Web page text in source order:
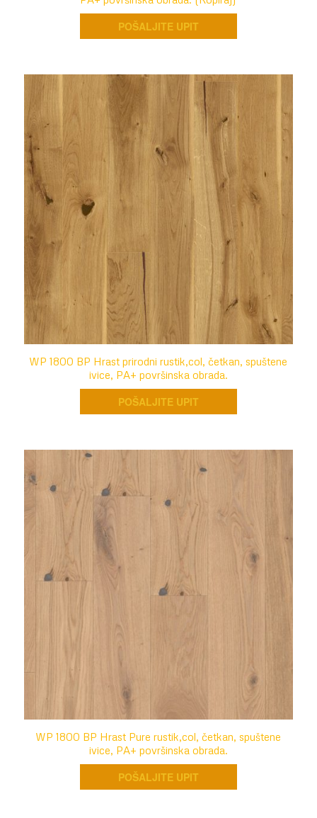
POŠALJITE UPIT
WP 1800 BP Hrast prirodni rustik,col, četkan, spuštene
ivice, PA+ površinska obrada.
POŠALJITE UPIT
WP 1800 BP Hrast Pure rustik,col, četkan, spuštene
ivice, PA+ površinska obrada.
POŠALJITE UPIT